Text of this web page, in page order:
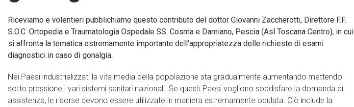
Riceviamo e volentieri pubblichiamo questo contributo del dottor Giovanni Zaccherotti, Direttore F.F.
S.O.C. Ortopedia e Traumatologia Ospedale SS. Cosma e Damiano, Pescia (Asl Toscana Centro), in cui
si affronta la tematica estremamente importante dell’appropriatezza delle richieste di esami
diagnostici in caso di gonalgia.
Nei Paesi industrializzati la vita media della popolazione sta gradualmente aumentando mettendo
sotto pressione i vari sistemi sanitari nazionali. Se questi Paesi vogliono soddisfare la domanda di
assistenza, le risorse devono essere utilizzate in maniera estremamente oculata. Ciò include la